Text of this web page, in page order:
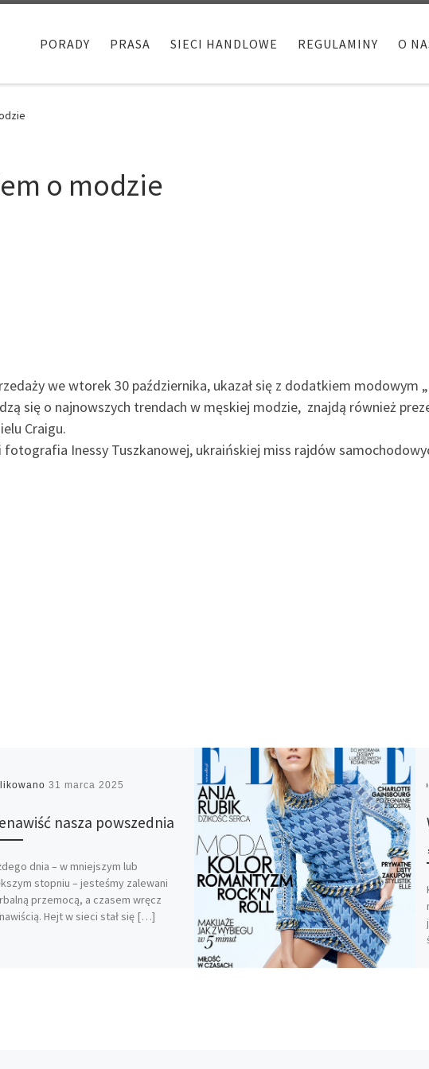
PORADY PRASA SIECI HANDLOWE REGULAMINY O
o modzie
we wtorek 30 października, ukazał się z dodatkiem modowym
się o najnowszych trendach w męskiej modzie, znajdą również
Craigu.
Inessy Tuszkanowej, ukraińskiej miss rajdów
31 marca 2025
nasza powszednia
dnia – w mniejszym lub
stopniu – jesteśmy zalewani
przemocą, a czasem wręcz
Hejt w sieci stał się […]